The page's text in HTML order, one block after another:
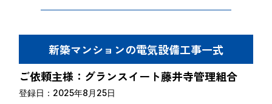
新築マンションの電気設備工事一式
ご依頼主様：グランスイート藤井寺管理組合
登録日：2025年8月25日